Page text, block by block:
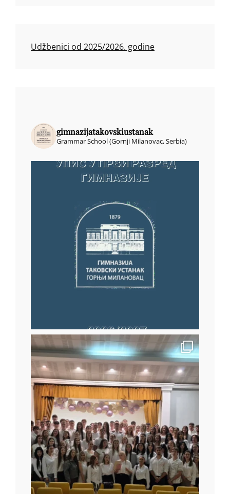
Udžbenici od 2025/2026. godine
gimnazijatakovskiustanak
Grammar School (Gornji Milanovac, Serbia)